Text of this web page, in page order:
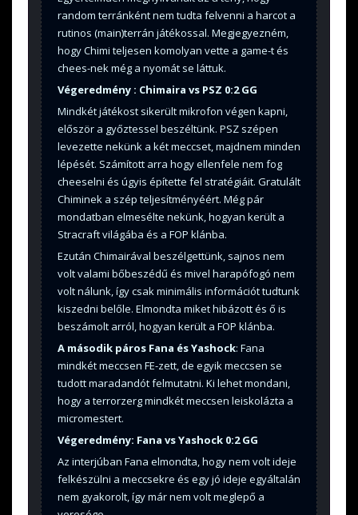
random terránként nem tudta felvenni a harcot a
rutinos (main)terrán játékossal. Megjegyezném,
hogy Chimi teljesen komolyan vette a game-t és
chees-nek még a nyomát se láttuk.
Végeredmény : Chimaira vs PSZ 0:2 GG
Mindkét játékost sikerült mikrofon végen kapni,
először a győztessel beszéltünk. PSZ szépen
levezette nekünk a két meccset, majdnem minden
lépését. Számított arra hogy ellenfele nem fog
cheeselni és úgyis építette fel stratégiáit. Gratulált
Chiminek a szép teljesítményéért. Még pár
mondatban elmesélte nekünk, hogyan került a
Stracraft világába és a FOP klánba.
Ezután Chimairával beszélgettünk, sajnos nem
volt valami bőbeszédű és mivel harapófogó nem
volt nálunk, így csak minimális információt tudtunk
kiszedni belőle. Elmondta miket hibázott és ő is
beszámolt arról, hogyan került a FOP klánba.
A második páros Fana és Yashock: Fana
mindkét meccsen FE-zett, de egyik meccsen se
tudott maradandót felmutatni. Ki lehet mondani,
hogy a terrorzerg mindkét meccsen leiskolázta a
micromestert.
Végeredmény: Fana vs Yashock 0:2 GG
Az interjúban Fana elmondta, hogy nem volt ideje
felkészülni a meccsekre és egy jó ideje egyáltalán
nem gyakorolt, így már nem volt meglepő a